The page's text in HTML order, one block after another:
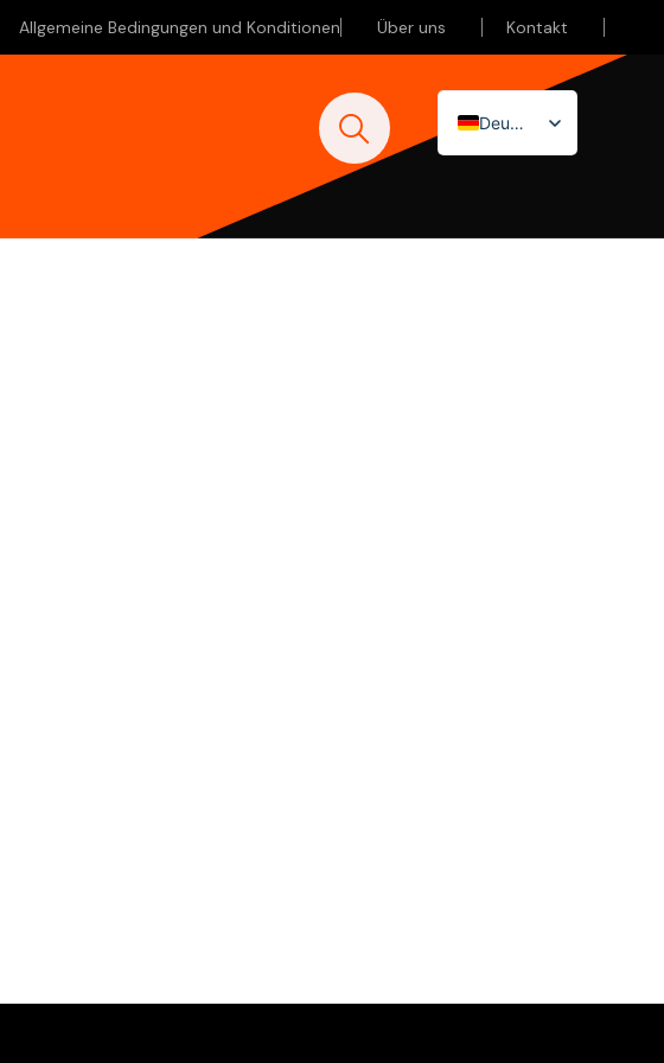
Allgemeine Bedingungen und Konditionen Über uns Kontakt
Deutsch
Nederlands